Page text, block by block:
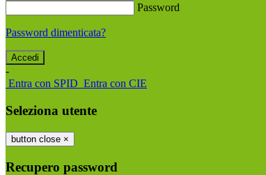
Password
Password dimenticata?
-
Entra con SPID Entra con CIE
Seleziona utente
button close ×
Recupero password